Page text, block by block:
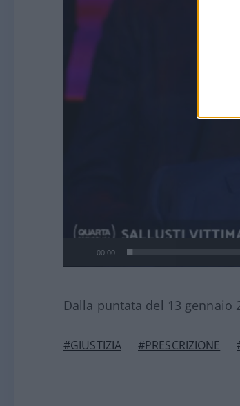
00:00
Dalla puntata del 13 gennaio
#GIUSTIZIA #PRESCRIZIONE